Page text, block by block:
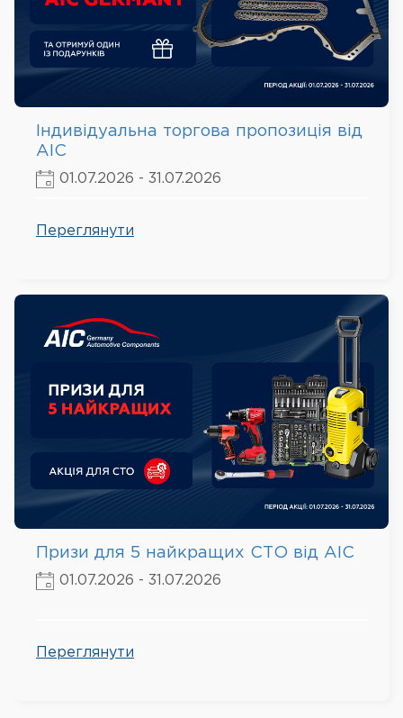
Індивідуальна торгова пропозиція від
AIC
01.07.2026 - 31.07.2026
Переглянути
Призи для 5 найкращих СТО від AIC
01.07.2026 - 31.07.2026
Переглянути